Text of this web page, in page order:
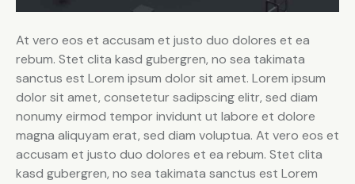
At vero eos et accusam et justo duo dolores et ea
rebum. Stet clita kasd gubergren, no sea takimata
sanctus est Lorem ipsum dolor sit amet. Lorem ipsum
dolor sit amet, consetetur sadipscing elitr, sed diam
nonumy eirmod tempor invidunt ut labore et dolore
magna aliquyam erat, sed diam voluptua. At vero eos et
accusam et justo duo dolores et ea rebum. Stet clita
kasd gubergren, no sea takimata sanctus est Lorem